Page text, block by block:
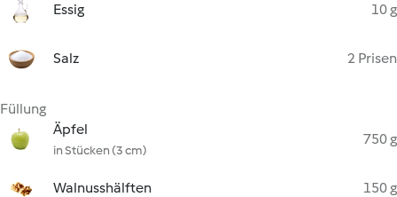
Essig 10 g
Salz 2 Prisen
Füllung
Äpfel
in Stücken (3 cm)
750 g
Walnusshälften 150 g